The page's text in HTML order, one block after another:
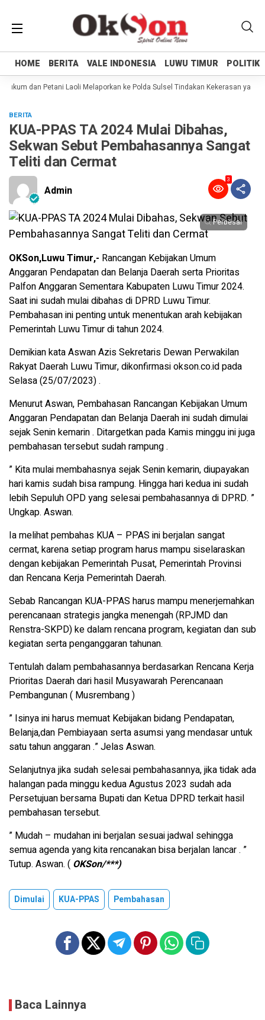
HOME BERITA VALE INDONESIA LUWU TIMUR POLITIK
HOME BERITA VALE INDONESIA LUWU TIMUR POLITIK
dan Petani Laoli Melaporkan ke Polda Sulsel Tindakan Kekerasan yang
BERITA
KUA-PPAS TA 2024 Mulai Dibahas,
Sekwan Sebut Pembahasannya Sangat
Teliti dan Cermat
Admin
3
Perbesar
OKSon,Luwu Timur,- Rancangan Kebijakan Umum
Anggaran Pendapatan dan Belanja Daerah serta Prioritas
Palfon Anggaran Sementara Kabupaten Luwu Timur 2024.
Saat ini sudah mulai dibahas di DPRD Luwu Timur.
Pembahasan ini penting untuk menentukan arah kebijakan
Pemerintah Luwu Timur di tahun 2024.
Demikian kata Aswan Azis Sekretaris Dewan Perwakilan
Rakyat Daerah Luwu Timur, dikonfirmasi okson.co.id pada
Selasa (25/07/2023) .
Menurut Aswan, Pembahasan Rancangan Kebijakan Umum
Anggaran Pendapatan dan Belanja Daerah ini sudah dimulai
sejak Senin kemarin . Ditargetkan pada Kamis minggu ini juga
pembahasan tersebut sudah rampung .
” Kita mulai membahasnya sejak Senin kemarin, diupayakan
hari kamis sudah bisa rampung. Hingga hari kedua ini sudah
lebih Sepuluh OPD yang selesai pembahasannya di DPRD. ”
Ungkap. Aswan.
Ia melihat pembahas KUA – PPAS ini berjalan sangat
cermat, karena setiap program harus mampu siselaraskan
dengan kebijakan Pemerintah Pusat, Pemerintah Provinsi
dan Rencana Kerja Pemerintah Daerah.
Sebab Rancangan KUA-PPAS harus mampu menerjemahkan
perencanaan strategis jangka menengah (RPJMD dan
Renstra-SKPD) ke dalam rencana program, kegiatan dan sub
kegiatan serta penganggaran tahunan.
Tentulah dalam pembahasannya berdasarkan Rencana Kerja
Prioritas Daerah dari hasil Musyawarah Perencanaan
Pembangunan ( Musrembang )
” Isinya ini harus memuat Kebijakan bidang Pendapatan,
Belanja,dan Pembiayaan serta asumsi yang mendasar untuk
satu tahun anggaran .” Jelas Aswan.
Selanjutnya jika sudah selesai pembahasannya, jika tidak ada
halangan pada minggu kedua Agustus 2023 sudah ada
Persetujuan bersama Bupati dan Ketua DPRD terkait hasil
pembahasan tersebut.
” Mudah – mudahan ini berjalan sesuai jadwal sehingga
semua agenda yang kita rencanakan bisa berjalan lancar . ”
Tutup. Aswan. ( OKSon/***)
Dimulai KUA-PPAS Pembahasan
Baca Lainnya